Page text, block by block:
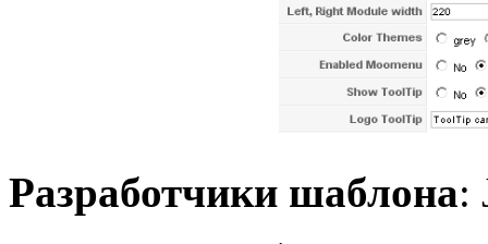
Разработчики шаблона: